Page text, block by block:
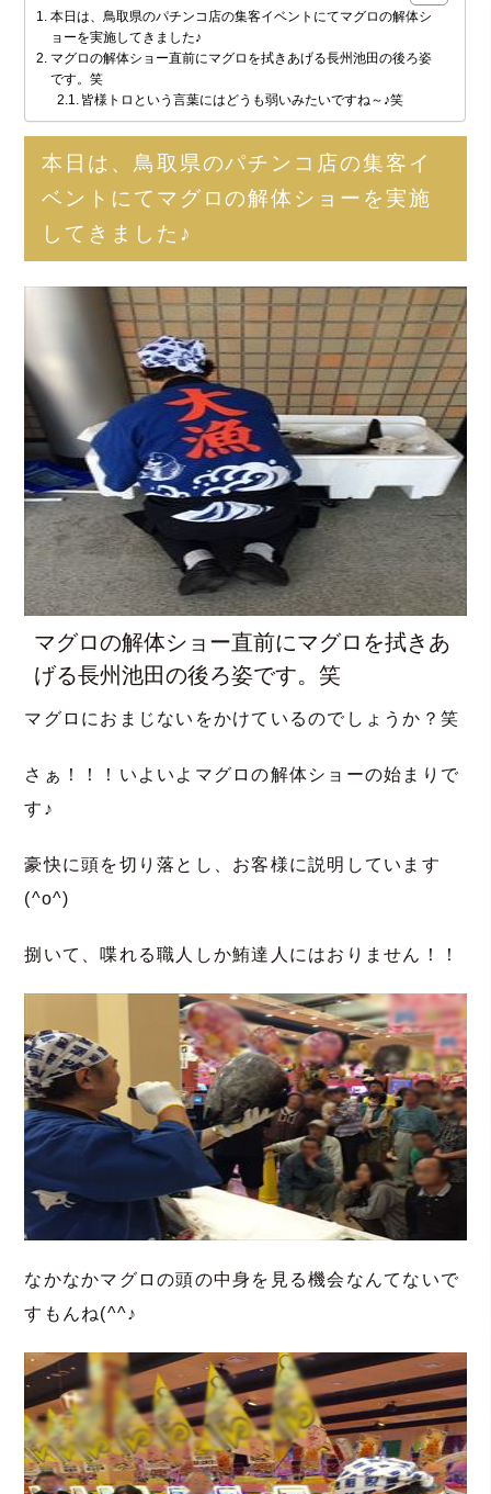
本日は、鳥取県のパチンコ店の集客イベントにてマグロの解体シ
ョーを実施してきました♪
マグロの解体ショー直前にマグロを拭きあげる長州池田の後ろ姿
です。笑
皆様トロという言葉にはどうも弱いみたいですね～♪笑
本日は、鳥取県のパチンコ店の集客イ
ベントにてマグロの解体ショーを実施
してきました♪
マグロの解体ショー直前にマグロを拭きあ
げる長州池田の後ろ姿です。笑
マグロにおまじないをかけているのでしょうか？笑
さぁ！！！いよいよマグロの解体ショーの始まりで
す♪
豪快に頭を切り落とし、お客様に説明しています
(^o^)
捌いて、喋れる職人しか鮪達人にはおりません！！
なかなかマグロの頭の中身を見る機会なんてないで
すもんね(^^♪